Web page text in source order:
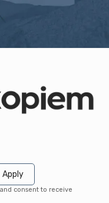
Apply
consent to receive